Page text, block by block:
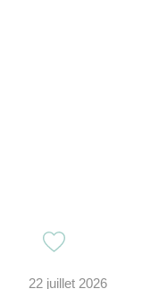
22 juillet 2026